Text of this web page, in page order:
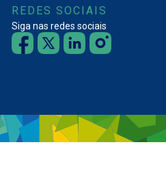
REDES SOCIAIS
Siga nas redes sociais